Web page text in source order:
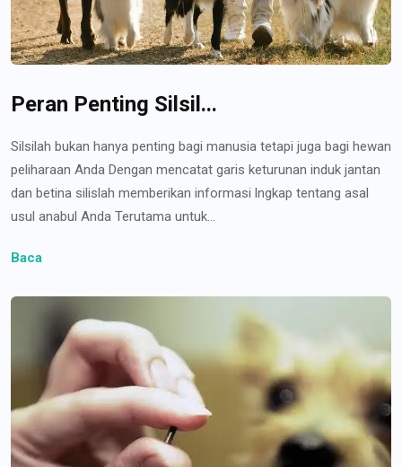
Peran Penting Silsil...
Silsilah bukan hanya penting bagi manusia tetapi juga bagi hewan
peliharaan Anda Dengan mencatat garis keturunan induk jantan
dan betina silislah memberikan informasi lngkap tentang asal
usul anabul Anda Terutama untuk...
Baca